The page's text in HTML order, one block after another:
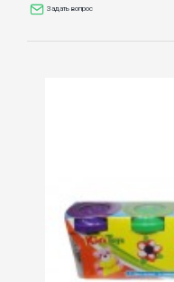
Задать вопрос